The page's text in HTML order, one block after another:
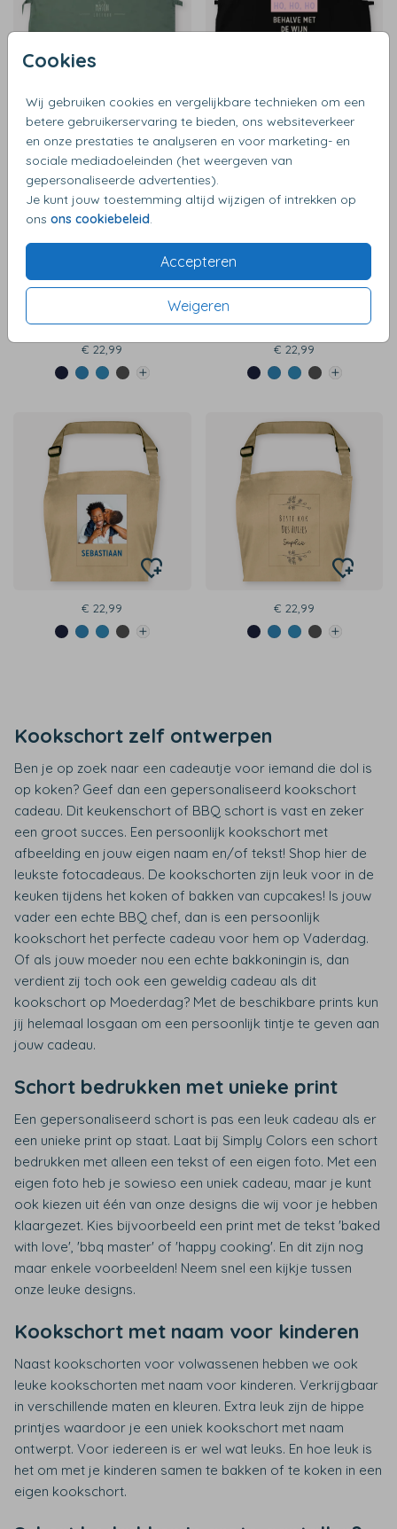
Cookies
Wij gebruiken cookies en vergelijkbare technieken om een
betere gebruikerservaring te bieden, ons websiteverkeer
en onze prestaties te analyseren en voor marketing- en
sociale mediadoeleinden (het weergeven van
gepersonaliseerde advertenties).
Je kunt jouw toestemming altijd wijzigen of intrekken op
ons ons cookiebeleid
Accepteren
Weigeren
€ 22,99 € 22,99
€ 22,99 € 22,99
Kookschort zelf ontwerpen
Ben je op zoek naar een cadeautje voor iemand die dol is
op koken? Geef dan een gepersonaliseerd kookschort
cadeau. Dit keukenschort of BBQ schort is vast en zeker
een groot succes. Een persoonlijk kookschort met
afbeelding en jouw eigen naam en/of tekst! Shop hier de
leukste fotocadeaus. De kookschorten zijn leuk voor in de
keuken tijdens het koken of bakken van cupcakes! Is jouw
vader een echte BBQ chef, dan is een persoonlijk
kookschort het perfecte cadeau voor hem op Vaderdag.
Of als jouw moeder nou een echte bakkoningin is, dan
verdient zij toch ook een geweldig cadeau als dit
kookschort op Moederdag? Met de beschikbare prints kun
jij helemaal losgaan om een persoonlijk tintje te geven aan
jouw cadeau.
Schort bedrukken met unieke print
Een gepersonaliseerd schort is pas een leuk cadeau als er
een unieke print op staat. Laat bij Simply Colors een schort
bedrukken met alleen een tekst of een eigen foto. Met een
eigen foto heb je sowieso een uniek cadeau, maar je kunt
ook kiezen uit één van onze designs die wij voor je hebben
klaargezet. Kies bijvoorbeeld een print met de tekst 'baked
with love', 'bbq master' of 'happy cooking'. En dit zijn nog
maar enkele voorbeelden! Neem snel een kijkje tussen
onze leuke designs.
Kookschort met naam voor kinderen
Naast kookschorten voor volwassenen hebben we ook
leuke kookschorten met naam voor kinderen. Verkrijgbaar
in verschillende maten en kleuren. Extra leuk zijn de hippe
printjes waardoor je een uniek kookschort met naam
ontwerpt. Voor iedereen is er wel wat leuks. En hoe leuk is
het om met je kinderen samen te bakken of te koken in een
eigen kookschort.